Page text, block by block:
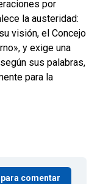
por
la austeridad:
visión, el Concejo
y exige una
sus palabras,
para la
para comentar